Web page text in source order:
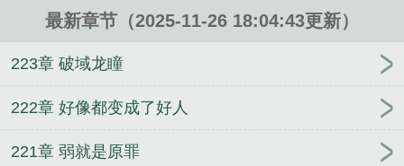
超弦空间 超弦空间在线 超弦空间boss
超弦空
间好看吗?
超弦空间好看么 超弦空间无删减
alpha真的很快乐吗
在全A男团中
子你说什么都对 快穿：谁让我是男主的白月光呢
带
他人驭鬼我修仙，他人恐惧我贪婪
身为真酒的
最新章节（2025-11-26 18:04:43更新）
223章 破域龙瞳
222章 好像都变成了好人
221章 弱就是原罪